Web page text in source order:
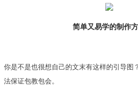
运营研究社
简单又易学的制作
你是不是也很想自己的文末有这样的引导图
法保证包教包会。